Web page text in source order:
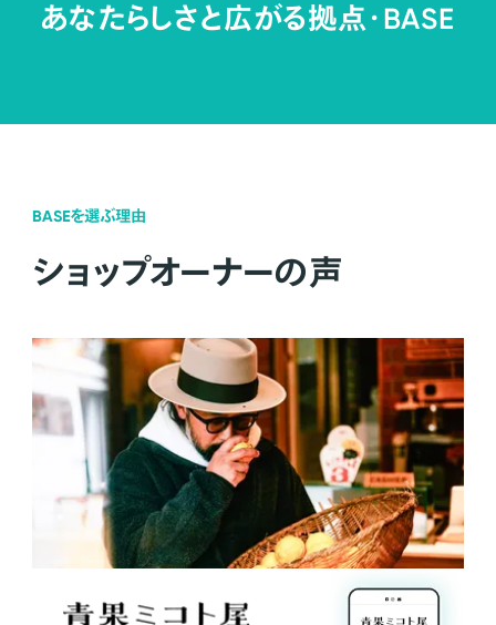
あなたらしさと広がる拠点・BASE
BASEを選ぶ理由
ショップオーナーの声